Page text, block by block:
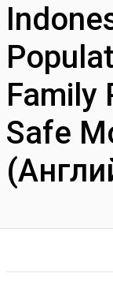
Family
Safe